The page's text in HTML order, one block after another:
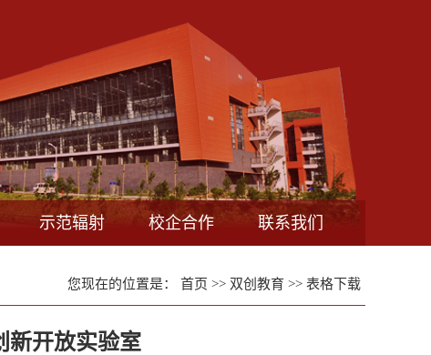
示范辐射 校企合作 联系我们
您现在的位置是： 首页 >> 双创教育 >> 表格下载
新开放实验室